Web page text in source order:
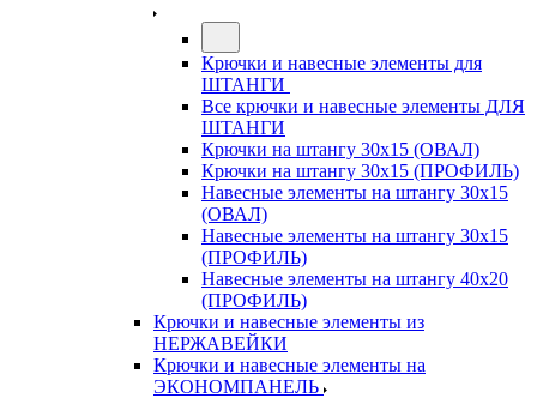
Крючки и навесные элементы для
ШТАНГИ
Все крючки и навесные элементы ДЛЯ
ШТАНГИ
Крючки на штангу 30х15 (ОВАЛ)
Крючки на штангу 30х15 (ПРОФИЛЬ)
Навесные элементы на штангу 30х15
(ОВАЛ)
Навесные элементы на штангу 30х15
(ПРОФИЛЬ)
Навесные элементы на штангу 40х20
(ПРОФИЛЬ)
Крючки и навесные элементы из
НЕРЖАВЕЙКИ
Крючки и навесные элементы на
ЭКОНОМПАНЕЛЬ